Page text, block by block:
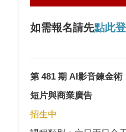
如需報名請先點此
第 481 期 AI影音鍊金
短片與商業廣告
招生中